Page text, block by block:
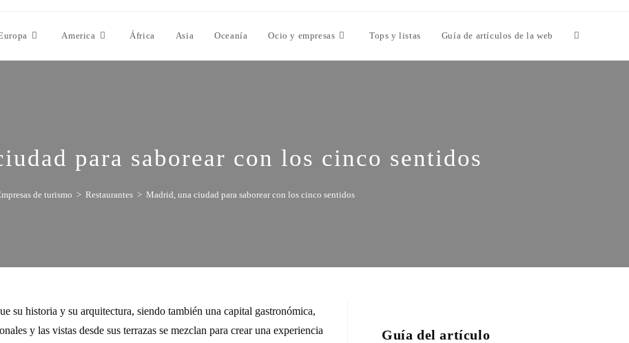
America África Asia Oceanía Ocio y empresas Tops y listas Guía de artículos de la web
para saborear con los cinco sentidos
de turismo > Restaurantes > Madrid, una ciudad para saborear con los cinco sentidos
su historia y su arquitectura, siendo también una capital gastronómica,
y las vistas desde sus terrazas se mezclan para crear una experiencia
Guía del artículo